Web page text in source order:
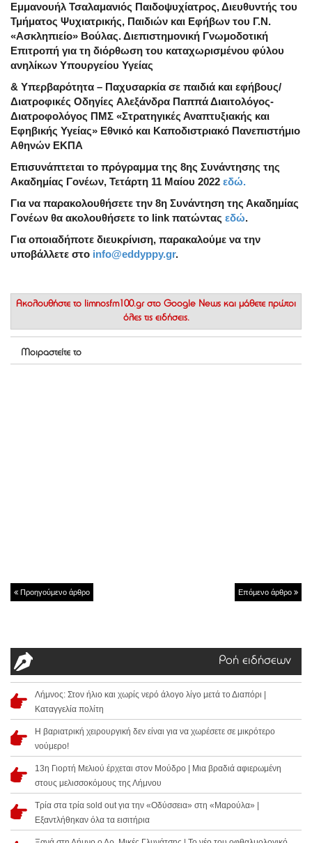
Εμμανουήλ Τσαλαμανιός Παιδοψυχίατρος, Διευθυντής του
Τμήματος Ψυχιατρικής, Παιδιών και Εφήβων του Γ.Ν.
«Ασκληπιείο» Βούλας. Διεπιστημονική Γνωμοδοτική
Επιτροπή για τη διόρθωση του καταχωρισμένου φύλου
ανηλίκων Υπουργείου Υγείας
& Υπερβαρότητα – Παχυσαρκία σε παιδιά και εφήβους/
Διατροφικές Οδηγίες Αλεξάνδρα Παππά Διαιτολόγος-
Διατροφολόγος ΠΜΣ «Στρατηγικές Αναπτυξιακής και
Εφηβικής Υγείας» Εθνικό και Καποδιστριακό Πανεπιστήμιο
Αθηνών ΕΚΠΑ
Επισυνάπτεται το πρόγραμμα της 8ης Συνάντησης της
Ακαδημίας Γονέων, Τετάρτη 11 Μαίου 2022 εδώ.
Για να παρακολουθήσετε την 8η Συνάντηση της Ακαδημίας
Γονέων θα ακολουθήσετε το link πατώντας εδώ.
Για οποιαδήποτε διευκρίνιση, παρακαλούμε να την
υποβάλλετε στο info@eddyppy.gr.
Ακολουθήστε το limnosfm100.gr στο Google News και μάθετε πρώτοι
όλες τις ειδήσεις.
Μοιραστείτε το
Προηγούμενο άρθρο Επόμενο άρθρο
Ροή ειδήσεων
Λήμνος: Στον ήλιο και χωρίς νερό άλογο λίγο μετά το Διαπόρι |
Καταγγελία πολίτη
Η βαριατρική χειρουργική δεν είναι για να χωρέσετε σε μικρότερο
νούμερο!
13η Γιορτή Μελιού έρχεται στον Μούδρο | Μια βραδιά αφιερωμένη
στους μελισσοκόμους της Λήμνου
Τρία στα τρία sold out για την «Οδύσσεια» στη «Μαρούλα» |
Εξαντλήθηκαν όλα τα εισιτήρια